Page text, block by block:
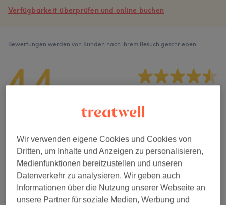
Verfügbarkeit überprüfen und online buchen
Bewertungen werden von Kunden nach ihrem Besuch geschrieben.
4,4
Sauberkeit
Service
Wir verwenden eigene Cookies und Cookies von
Dritten, um Inhalte und Anzeigen zu personalisieren,
Medienfunktionen bereitzustellen und unseren
Datenverkehr zu analysieren. Wir geben auch
Informationen über die Nutzung unserer Webseite an
unsere Partner für soziale Medien, Werbung und